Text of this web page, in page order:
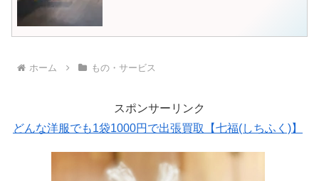
ホーム もの・サービス
スポンサーリンク
どんな洋服でも1袋1000円で出張買取【七福(しちふく)】